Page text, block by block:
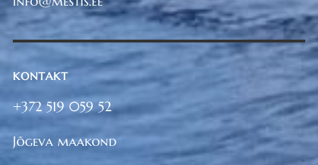
KONTAKT
+372 519 059 52
Jõgeva maakond